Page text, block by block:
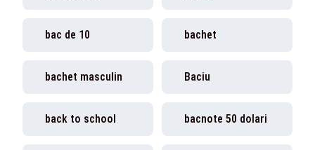
bac de 10 bachet
bachet masculin Baciu
back to school bacnote 50 dolari